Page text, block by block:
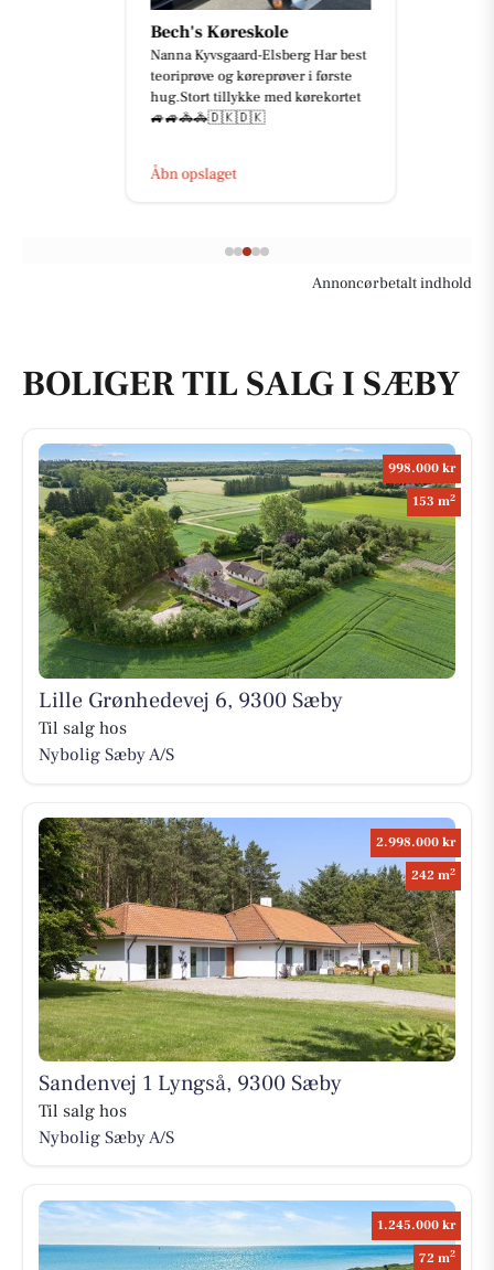
Bech's Køreskole
Nanna Kyvsgaard-Elsberg Har best
teoriprøve og køreprøver i første
hug.Stort tillykke med kørekortet
🚙🚙🚓🚓🇩🇰🇩🇰
Åbn opslaget
Annoncørbetalt indhold
BOLIGER TIL SALG I SÆBY
998.000 kr
153 m2
Lille Grønhedevej 6, 9300 Sæby
Til salg hos
Nybolig Sæby A/S
2.998.000 kr
242 m2
Sandenvej 1 Lyngså, 9300 Sæby
Til salg hos
Nybolig Sæby A/S
1.245.000 kr
72 m2